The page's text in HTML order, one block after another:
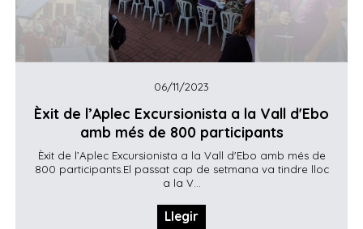
06/11/2023
Èxit de l’Aplec Excursionista a la Vall d'Ebo
amb més de 800 participants
Èxit de l’Aplec Excursionista a la Vall d'Ebo amb més de
800 participants.El passat cap de setmana va tindre lloc
a la V...
Llegir